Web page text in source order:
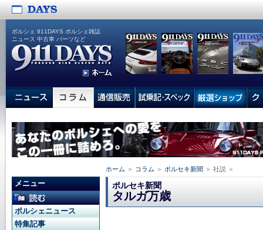
ポルシェ 911DAYS ポルシェ雑誌
ニュース 中古車 パーツなど
ホーム ＞ コラム ＞ ポルセキ新聞 ＞ 社説 ＞
ポルセキ新聞
タルガ万歳
メニュー
ポルシェニュース
特集記事